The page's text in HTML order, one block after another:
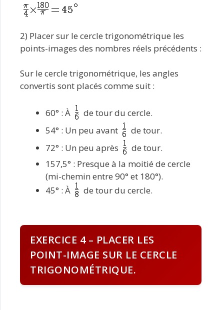
2) Placer sur le cercle trigonométrique les
points-images des nombres réels précédents :
Sur le cercle trigonométrique, les angles
convertis sont placés comme suit :
60° : À
de tour du cercle.
54° : Un peu avant
de tour.
72° : Un peu après
de tour.
157,5° : Presque à la moitié de cercle
(mi-chemin entre 90° et 180°).
45° : À
de tour du cercle.
EXERCICE 4 – PLACER LES
POINT-IMAGE SUR LE CERCLE
TRIGONOMÉTRIQUE.